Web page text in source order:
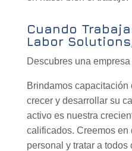
Cuando
Labor
Descubres una
Brindamos
crecer y desarrollar su
activo es nuestra
calificados. Creemos en
personal y tratar a